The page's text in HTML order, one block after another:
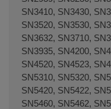
SN3410, SN3430,
SN3520, SN3530,
SN3632, SN3710,
SN3935, SN4200,
SN4520, SN4523,
SN5310, SN5320,
SN5420, SN5422,
SN5460, SN5462,